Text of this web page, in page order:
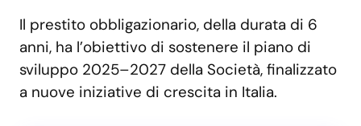
Il prestito obbligazionario, della durata di 6
anni, ha l’obiettivo di sostenere il piano di
sviluppo 2025–2027 della Società, finalizzato
a nuove iniziative di crescita in Italia.